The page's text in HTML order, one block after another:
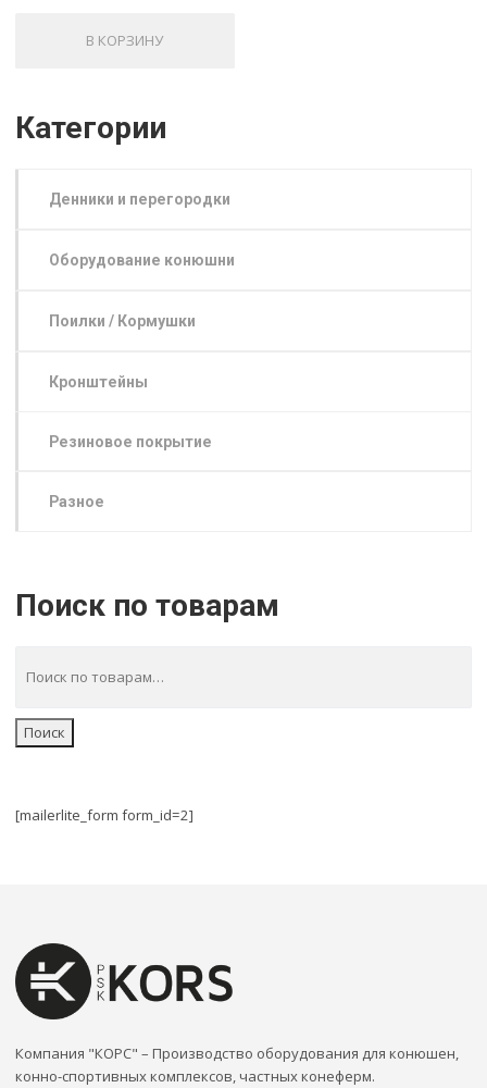
В КОРЗИНУ
Категории
Денники и перегородки
Оборудование конюшни
Поилки / Кормушки
Кронштейны
Резиновое покрытие
Разное
Поиск по товарам
Поиск
[mailerlite_form form_id=2]
Компания "КОРС" – Производство оборудования для конюшен,
конно-спортивных комплексов, частных конеферм.